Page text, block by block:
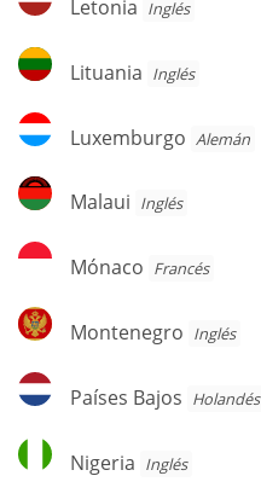
Letonia Inglés
Lituania
Lituania Inglés
Luxemburgo
Luxemburgo Alemán
Malaui
Malaui Inglés
Mónaco
Mónaco Francés
Montenegro
Montenegro Inglés
Países
Bajos
Países Bajos Holandés
Nigeria
Nigeria Inglés